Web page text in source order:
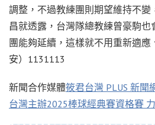
調整，不過教練團則期望維持不
昌就透露，台灣隊總教練曾豪駒
團能夠延續，這樣就不用重新適
安）1131113
新聞合作媒體筱君台灣 PLUS 新聞
台灣主辦2025棒球經典賽資格賽